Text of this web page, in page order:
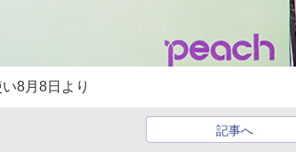
8月8日より
記事へ